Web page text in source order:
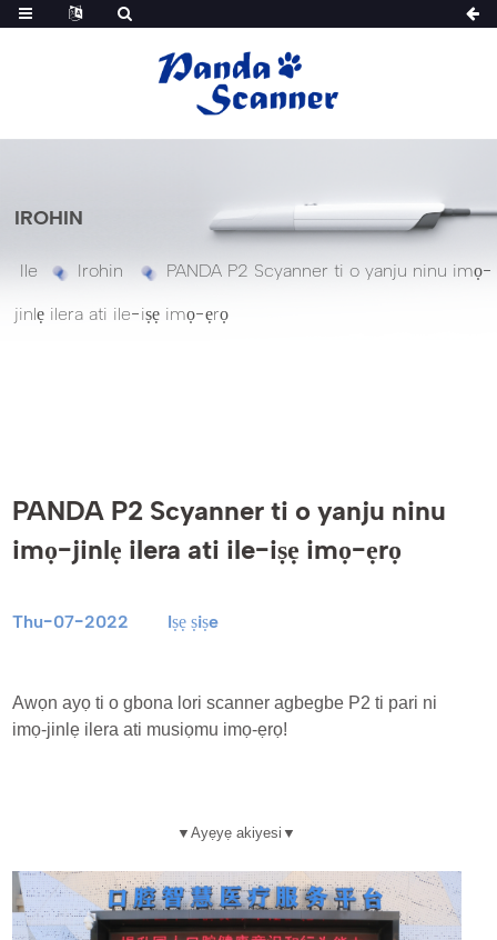
IROHIN
Ile Irohin PANDA P2 Scyanner ti o yanju ninu imọ-
jinlẹ ilera ati ile-iṣẹ imọ-ẹrọ
PANDA P2 Scyanner ti o yanju ninu
imọ-jinlẹ ilera ati ile-iṣẹ imọ-ẹrọ
Thu-07-2022 Iṣẹ ṣiṣe
Awọn ayọ ti o gbona lori scanner agbegbe P2 ti pari ni
imọ-jinlẹ ilera ati musiọmu imọ-ẹrọ!
▼Ayẹyẹ akiyesi ▼